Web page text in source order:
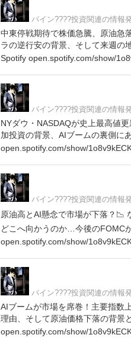
パイン????投資関連の情報
中東停戦期待で株価急騰、原油急
ラの逆行安の背景、そして来週の
Spotify open.spotify.com/show/
パイン????投資関連の情報
NYダウ・NASDAQが史上最高値
加投資の背景、AIブームの裏側に
open.spotify.com/show/
パイン????投資関連の情報
原油高とAI懸念で市場が下落？📉
どこへ向かうのか…今後のFOMC
open.spotify.com/show/
パイン????投資関連の情報
AIブームが市場を席巻！主要指数
理由、そして原油価格下落の背景
open.spotify.com/show/